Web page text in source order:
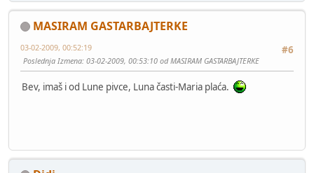
MASIRAM GASTARBAJTERKE
#6
03-02-2009, 00:52:19
Poslednja Izmena: 03-02-2009, 00:53:10 od MASIRAM GASTARBAJTERKE
Bev, imaš i od Lune pivce, Luna časti-Maria plaća.